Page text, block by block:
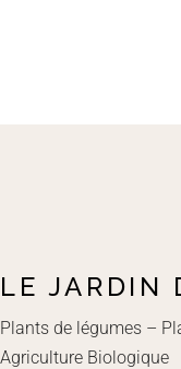
LE JARDIN
Plants de légumes –
Agriculture Biologique